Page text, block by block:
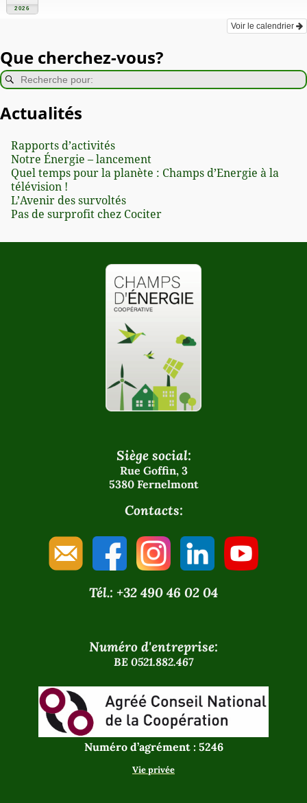
2026
Voir le calendrier
Que cherchez-vous?
Actualités
Rapports d’activités
Notre Énergie – lancement
Quel temps pour la planète : Champs d’Energie à la
télévision !
L’Avenir des survoltés
Pas de surprofit chez Cociter
Siège social:
Rue Goffin, 3
5380 Fernelmont
Contacts:
Tél.: +32 490 46 02 04
Numéro d'entreprise:
BE 0521.882.467
Numéro d’agrément : 5246
Vie privée